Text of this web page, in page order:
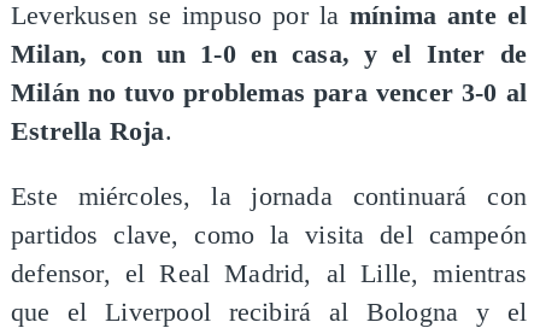
Leverkusen se impuso por la mínima ante el
Milan, con un 1-0 en casa, y el Inter de
Milán no tuvo problemas para vencer 3-0 al
Estrella Roja.
Este miércoles, la jornada continuará con
partidos clave, como la visita del campeón
defensor, el Real Madrid, al Lille, mientras
que el Liverpool recibirá al Bologna y el